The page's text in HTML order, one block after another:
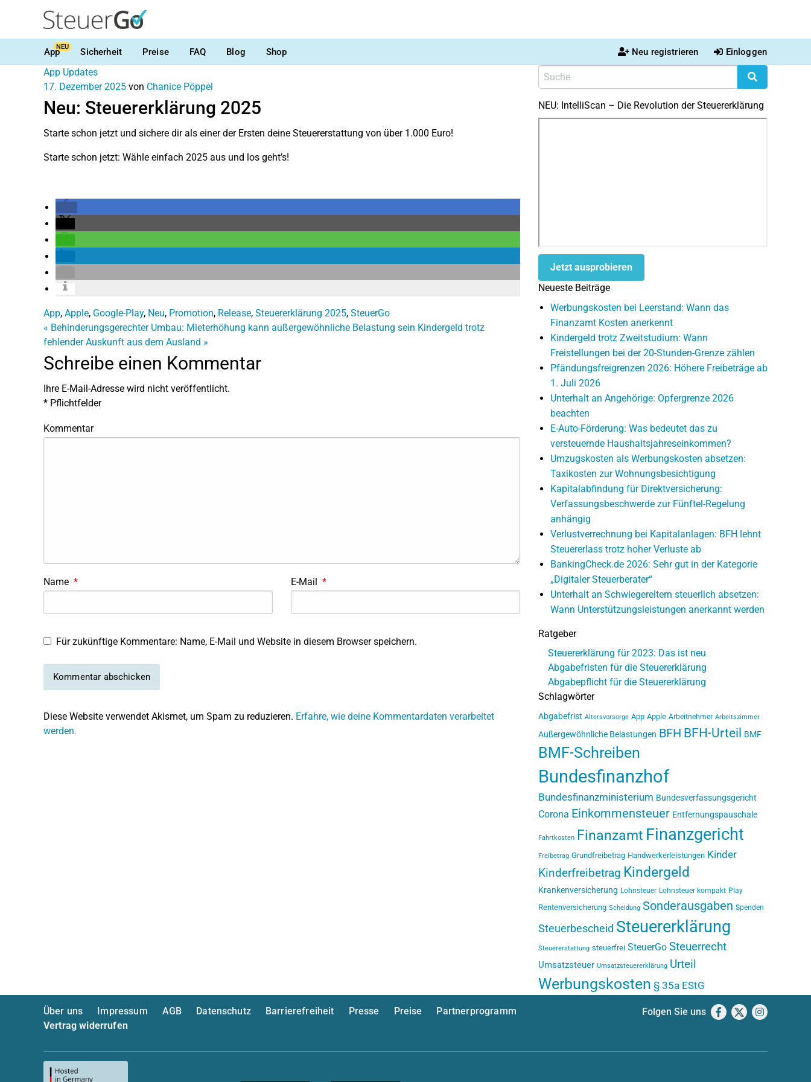
AppNEU Sicherheit Preise FAQ Blog Shop Neu registrieren Einloggen
App Updates
17. Dezember 2025 von Chanice Pöppel
Neu: Steuererklärung 2025
Starte schon jetzt und sichere dir als einer der Ersten deine Steuererstattung von über 1.000 Euro!
Starte schon jetzt: Wähle einfach 2025 aus und los geht’s!
App, Apple, Google-Play, Neu, Promotion, Release, Steuererklärung 2025, SteuerGo
« Behinderungsgerechter Umbau: Mieterhöhung kann außergewöhnliche Belastung sein Kindergeld trotz
fehlender Auskunft aus dem Ausland »
Schreibe einen Kommentar
Ihre E-Mail-Adresse wird nicht veröffentlicht.
* Pflichtfelder
Kommentar
Name * E-Mail *
Für zukünftige Kommentare: Name, E-Mail und Website in diesem Browser speichern.
Diese Website verwendet Akismet, um Spam zu reduzieren. Erfahre, wie deine Kommentardaten verarbeitet
werden.
NEU: IntelliScan – Die Revolution der Steuererklärung
Jetzt ausprobieren
Neueste Beiträge
Werbungskosten bei Leerstand: Wann das
Finanzamt Kosten anerkennt
Kindergeld trotz Zweitstudium: Wann
Freistellungen bei der 20-Stunden-Grenze zählen
Pfändungsfreigrenzen 2026: Höhere Freibeträge ab
1. Juli 2026
Unterhalt an Angehörige: Opfergrenze 2026
beachten
E-Auto-Förderung: Was bedeutet das zu
versteuernde Haushaltsjahreseinkommen?
Umzugskosten als Werbungskosten absetzen:
Taxikosten zur Wohnungsbesichtigung
Kapitalabfindung für Direktversicherung:
Verfassungsbeschwerde zur Fünftel-Regelung
anhängig
Verlustverrechnung bei Kapitalanlagen: BFH lehnt
Steuererlass trotz hoher Verluste ab
BankingCheck.de 2026: Sehr gut in der Kategorie
„Digitaler Steuerberater“
Unterhalt an Schwiegereltern steuerlich absetzen:
Wann Unterstützungsleistungen anerkannt werden
Ratgeber
Steuererklärung für 2023: Das ist neu
Abgabefristen für die Steuererklärung
Abgabepflicht für die Steuererklärung
Schlagwörter
Abgabefrist Altersvorsorge App Apple Arbeitnehmer Arbeitszimmer
Außergewöhnliche Belastungen BFH BFH-Urteil BMF
BMF-Schreiben
Bundesfinanzhof
Bundesfinanzministerium Bundesverfassungsgericht
Corona Einkommensteuer Entfernungspauschale
Fahrtkosten Finanzamt Finanzgericht
Freibetrag Grundfreibetrag Handwerkerleistungen Kinder
Kinderfreibetrag Kindergeld
Krankenversicherung Lohnsteuer Lohnsteuer kompakt Play
Rentenversicherung Scheidung Sonderausgaben Spenden
Steuerbescheid Steuererklärung
Steuererstattung steuerfrei SteuerGo Steuerrecht
Umsatzsteuer Umsatzsteuererklärung Urteil
Werbungskosten § 35a EStG
Über uns Impressum AGB Datenschutz Barrierefreiheit Presse Preise
Partnerprogramm
Vertrag widerrufen
Folgen Sie uns Facebook
X Instagram